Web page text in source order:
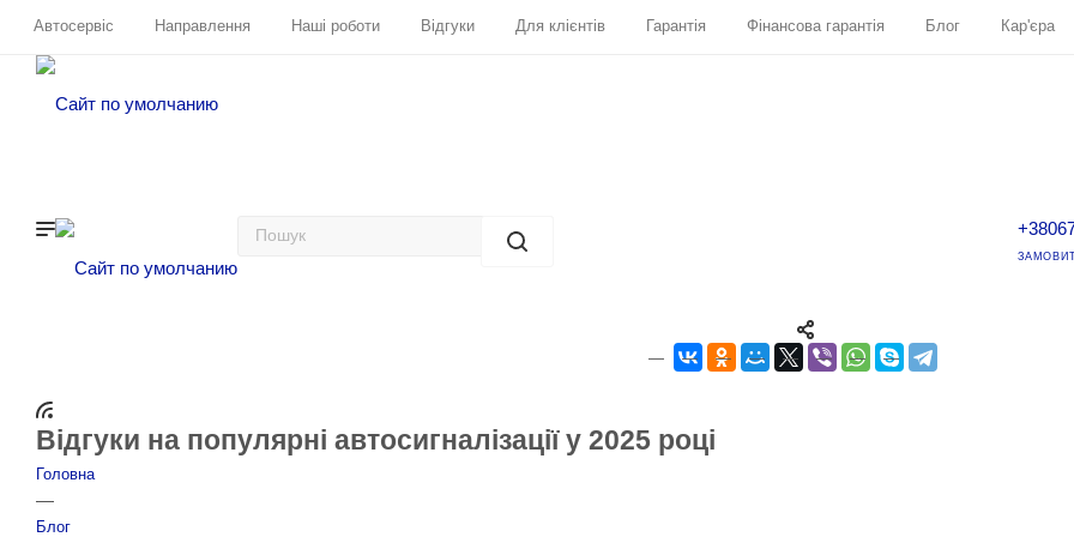
Автосервіс Направлення Наші роботи Відгуки Для клієнтів Гарантія Фінансова гарантія Блог Кар'єра
Відгуки на популярні автосигналізації у 2025 році
Головна
—
Блог